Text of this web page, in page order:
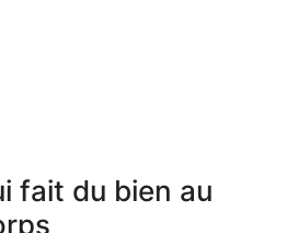
fait du bien au